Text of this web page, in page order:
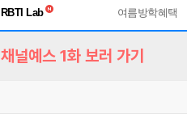
독서유형검사
여름방학혜택
채널예스 1화 보러 가기